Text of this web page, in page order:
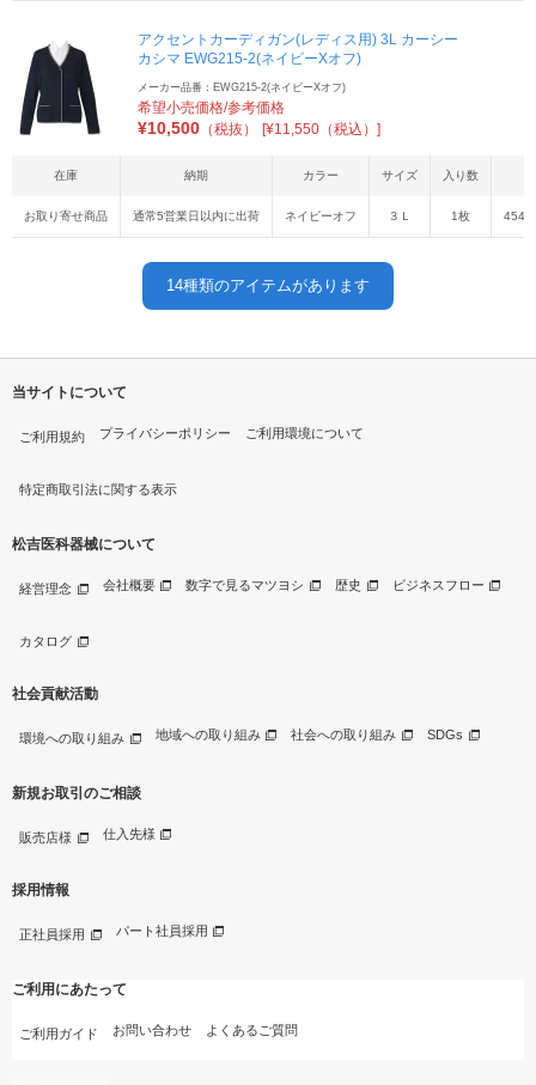
アクセントカーディガン(レディス用) 3L カーシー
カシマ EWG215-2(ネイビーXオフ)
メーカー品番：EWG215-2(ネイビーXオフ)
希望小売価格/参考価格
¥10,500 （税抜） [¥11,550（税込）]
在庫 納期 カラー サイズ 入り数
お取り寄せ商品 通常5営業日以内に出荷 ネイビーオフ ３Ｌ 1枚
14種類のアイテムがあります
当サイトについて
ご利用規約 プライバシーポリシー ご利用環境について
特定商取引法に関する表示
松吉医科器械について
経営理念 会社概要 数字で見るマツヨシ 歴史 ビジネスフロー
カタログ
社会貢献活動
環境への取り組み 地域への取り組み 社会への取り組み SDGs
新規お取引のご相談
販売店様 仕入先様
採用情報
正社員採用 パート社員採用
ご利用にあたって
ご利用ガイド お問い合わせ よくあるご質問